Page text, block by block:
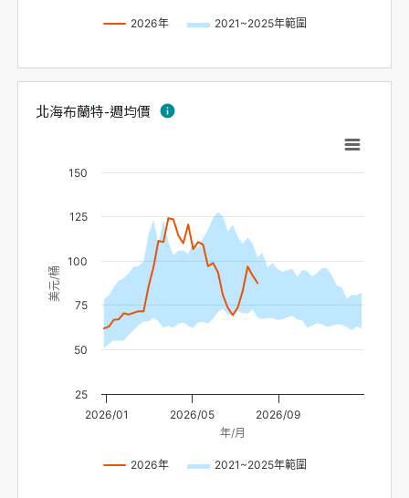
2026年 2021~2025年範圍
北海布蘭特-週均價 info
年/月
美元/桶
2026年 2021~2025年範圍
2026/01 2026/05 2026/09
25
50
75
100
125
150